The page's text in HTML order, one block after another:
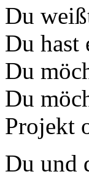
Du
Du hast
Du
Du
Projekt
Du und